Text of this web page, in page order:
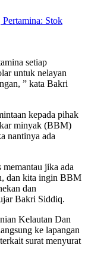
Stok
setiap
untuk nelayan
” kata Bakri
kepada pihak
minyak (BBM)
nantinya ada
jika ada
dan kita ingin BBM
dan
Bakri Siddiq.
Kelautan Dan
ke lapangan
surat menyurat